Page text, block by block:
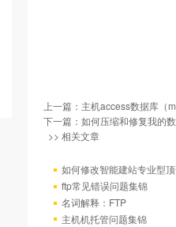
上一篇： 主机access数据库（
下一篇： 如何压缩和修复我的
>> 相关文章
如何修改智能建站专业型
ftp常见错误问题集锦
名词解释：FTP
主机机托管问题集锦